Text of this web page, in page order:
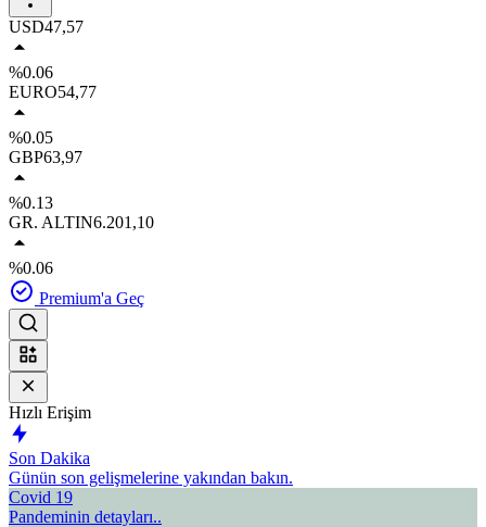
USD47,57
%0.06
EURO54,77
%0.05
GBP63,97
%0.13
GR. ALTIN6.201,10
%0.06
Premium'a Geç
Hızlı Erişim
Son Dakika
Günün son gelişmelerine yakından bakın.
Covid 19
Pandeminin detayları..